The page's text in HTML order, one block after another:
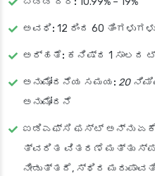
ಅವಧಿ: 12 ರಿಂದ 60 ತಿಂಗಳುಗಳು
ಅರ್ಹತೆ: ಕನಿಷ್ಠ 1 ಸಾಲದ
ಅನುಮೋದನೆಯ ಸಮಯ: 20
ಅನುಮೋದನೆ
ಐಡಿಎಫ್‌ಸಿ ಫಸ್ಟ್ ಅನ್ನು ಏಕೆ
ತ್ವರಿತ ವಿತರಣೆ ಮತ್ತು
ನೀಡುತ್ತದೆ, ಸ್ಥಿರ